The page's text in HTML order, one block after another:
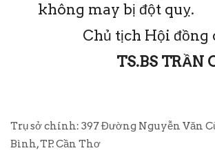
không may bị đột quỵ.
Chủ tịch Hội đồng
TS.BS TRẦN
Trụ sở chính: 397 Đường Nguyễn Văn
Bình, TP. Cần Thơ